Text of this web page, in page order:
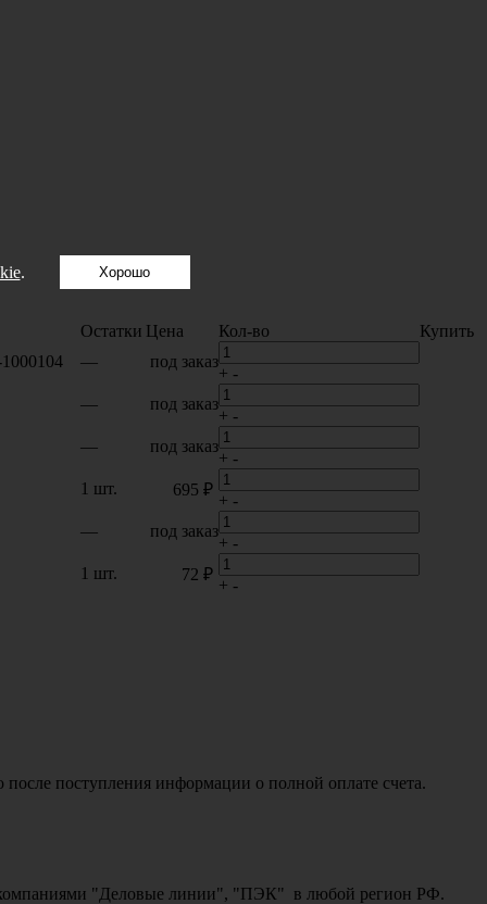
Остатки Цена Кол-во
Купить
— под заказ
+ -
—
под заказ
+ -
—
под заказ
+ -
1 шт.
695 ₽
+ -
—
под заказ
+ -
1 шт.
72 ₽
+ -
поступления информации о полной оплате счета.
компаниями "Деловые линии", "ПЭК" в любой регион РФ.
. Хорошо